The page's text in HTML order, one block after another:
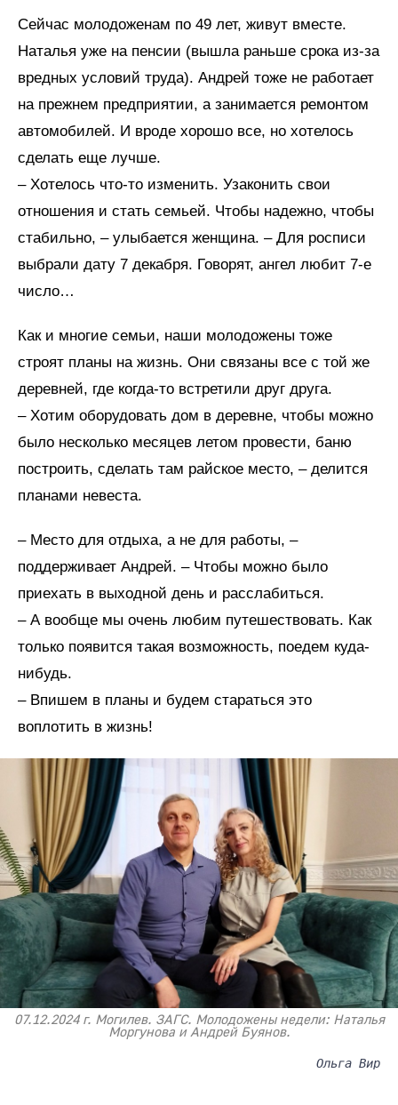
Сейчас молодоженам по 49 лет, живут вместе.
Наталья уже на пенсии (вышла раньше срока из-за
вредных условий труда). Андрей тоже не работает
на прежнем предприятии, а занимается ремонтом
автомобилей. И вроде хорошо все, но хотелось
сделать еще лучше.
– Хотелось что-то изменить. Узаконить свои
отношения и стать семьей. Чтобы надежно, чтобы
стабильно, – улыбается женщина. – Для росписи
выбрали дату 7 декабря. Говорят, ангел любит 7-е
число…
Как и многие семьи, наши молодожены тоже
строят планы на жизнь. Они связаны все с той же
деревней, где когда-то встретили друг друга.
– Хотим оборудовать дом в деревне, чтобы можно
было несколько месяцев летом провести, баню
построить, сделать там райское место, – делится
планами невеста.
– Место для отдыха, а не для работы, –
поддерживает Андрей. – Чтобы можно было
приехать в выходной день и расслабиться.
– А вообще мы очень любим путешествовать. Как
только появится такая возможность, поедем куда-
нибудь.
– Впишем в планы и будем стараться это
воплотить в жизнь!
07.12.2024 г. Могилев. ЗАГС. Молодожены недели: Наталья
Моргунова и Андрей Буянов.
Ольга Вир